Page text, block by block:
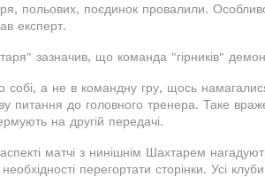
польових, поєдинок провалили.
експерт.
зазначив, що команда "гірників"
собі, а не в командну гру, щось
питання до головного тренера. Таке
на другій передачі.
матчі з нинішнім Шахтарем
перегортати сторінки. Усі